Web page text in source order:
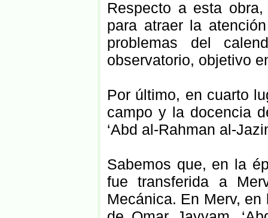
Respecto a esta
para atraer la
problemas del
observatorio, objetivo
Por último, en cuarto
campo y la docencia
‘Abd al-Rahman al-
Sabemos que, en la
fue transferida a
Mecánica. En Merv,